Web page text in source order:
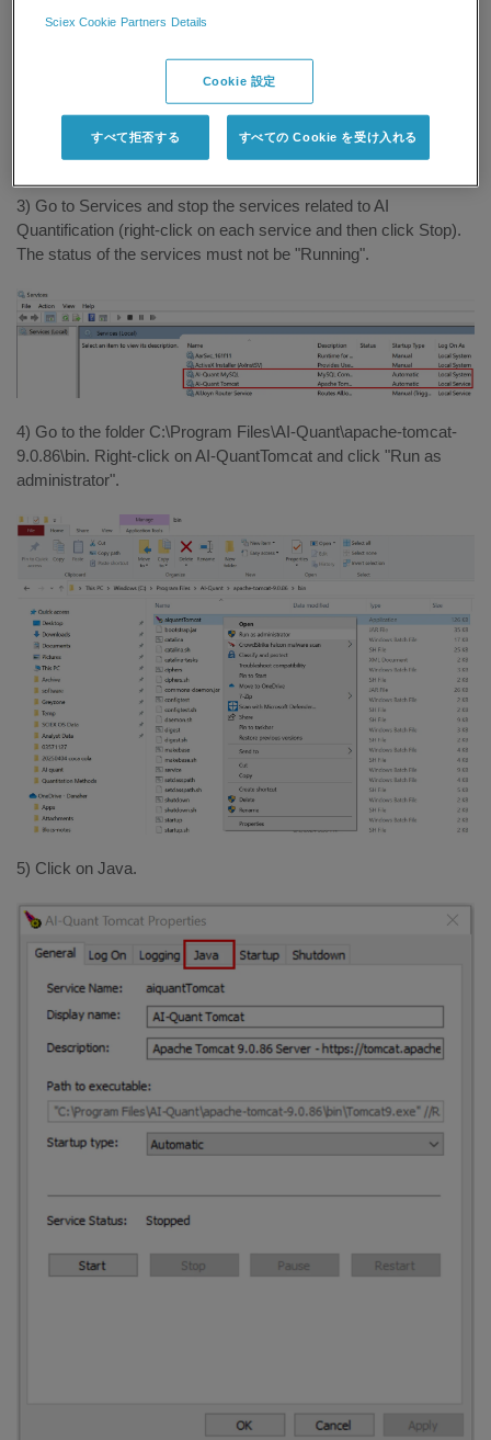
3) Go to Services and stop the services related to AI
Quantification (right-click on each service and then click Stop).
The status of the services must not be "Running".
4) Go to the folder C:\Program Files\AI-Quant\apache-tomcat-
9.0.86\bin. Right-click on AI-QuantTomcat and click "Run as
administrator".
5) Click on Java.
Sciex Cookie Partners Details
Cookie 設定
すべて拒否する すべての Cookie を受け入れる